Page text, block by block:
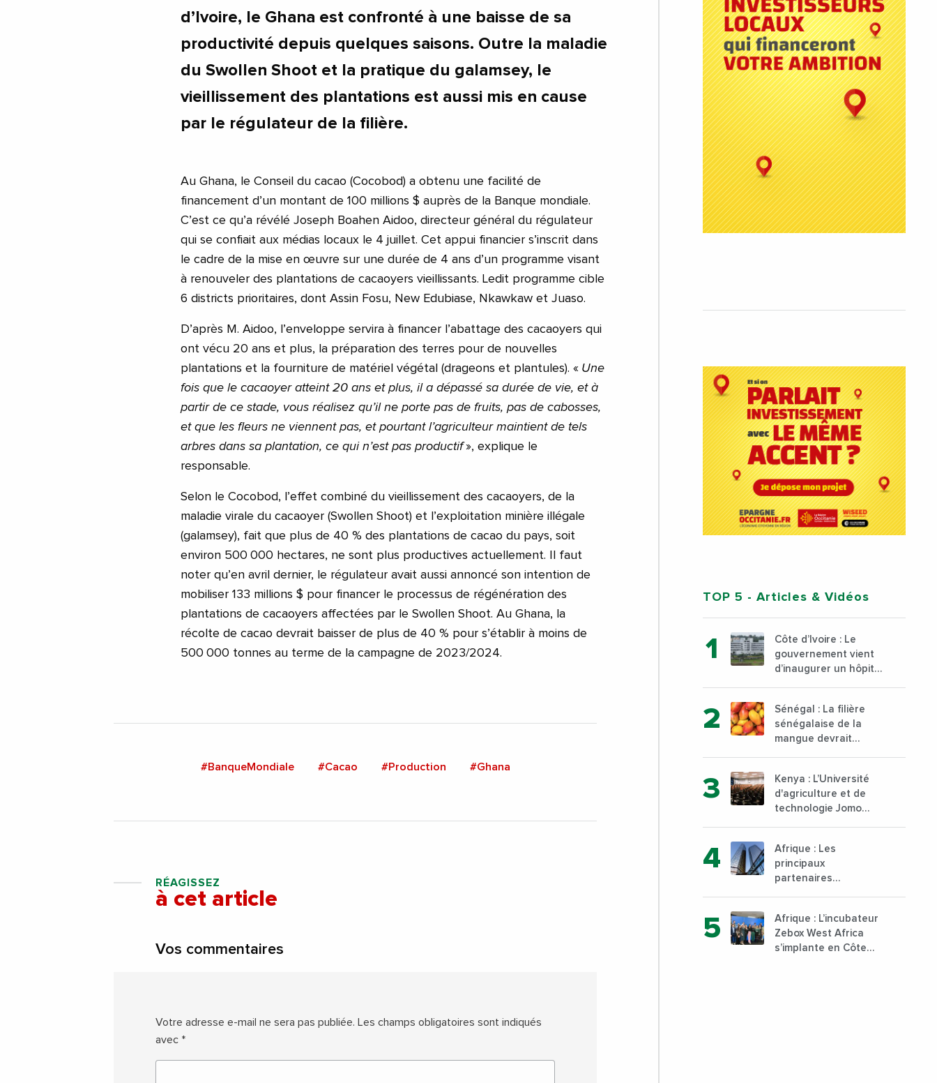
d’Ivoire, le Ghana est confronté à une baisse de sa
productivité depuis quelques saisons. Outre la maladie
du Swollen Shoot et la pratique du galamsey, le
vieillissement des plantations est aussi mis en cause
par le régulateur de la filière.
Au Ghana, le Conseil du cacao (Cocobod) a obtenu une facilité de
financement d’un montant de 100 millions $ auprès de la Banque mondiale.
C’est ce qu’a révélé Joseph Boahen Aidoo, directeur général du régulateur
qui se confiait aux médias locaux le 4 juillet. Cet appui financier s’inscrit dans
le cadre de la mise en œuvre sur une durée de 4 ans d’un programme visant
à renouveler des plantations de cacaoyers vieillissants. Ledit programme cible
6 districts prioritaires, dont Assin Fosu, New Edubiase, Nkawkaw et Juaso.
D’après M. Aidoo, l’enveloppe servira à financer l’abattage des cacaoyers qui
ont vécu 20 ans et plus, la préparation des terres pour de nouvelles
plantations et la fourniture de matériel végétal (drageons et plantules). « Une
fois que le cacaoyer atteint 20 ans et plus, il a dépassé sa durée de vie, et à
partir de ce stade, vous réalisez qu’il ne porte pas de fruits, pas de cabosses,
et que les fleurs ne viennent pas, et pourtant l’agriculteur maintient de tels
arbres dans sa plantation, ce qui n’est pas productif», explique le
responsable.
Selon le Cocobod, l’effet combiné du vieillissement des cacaoyers, de la
maladie virale du cacaoyer (Swollen Shoot) et l’exploitation minière illégale
(galamsey), fait que plus de 40 % des plantations de cacao du pays, soit
environ 500 000 hectares, ne sont plus productives actuellement. Il faut
noter qu’en avril dernier, le régulateur avait aussi annoncé son intention de
mobiliser 133 millions $ pour financer le processus de régénération des
plantations de cacaoyers affectées par le Swollen Shoot. Au Ghana, la
récolte de cacao devrait baisser de plus de 40 % pour s’établir à moins de
500 000 tonnes au terme de la campagne de 2023/2024.
#BanqueMondiale #Cacao #Production #Ghana
RÉAGISSEZ
à cet article
Vos commentaires
Votre adresse e-mail ne sera pas publiée. Les champs obligatoires sont indiqués
avec *
TOP 5 - Articles & Vidéos
Côte d’Ivoire : Le
gouvernement vient
d’inaugurer un hôpital
au sud du pays
Sénégal : La filière
sénégalaise de la
mangue devrait
000 tonnes produites
Kenya : L’Université
d'agriculture et de
technologie Jomo
formation technique
et professionnelle sur
son campus de Karen
à Nairobi dès janvier
Afrique : Les
principaux
partenaires
désormais le Nigeria,
l’Angola et l’Afrique
du Sud
Afrique : L’incubateur
Zebox West Africa
s’implante en Côte